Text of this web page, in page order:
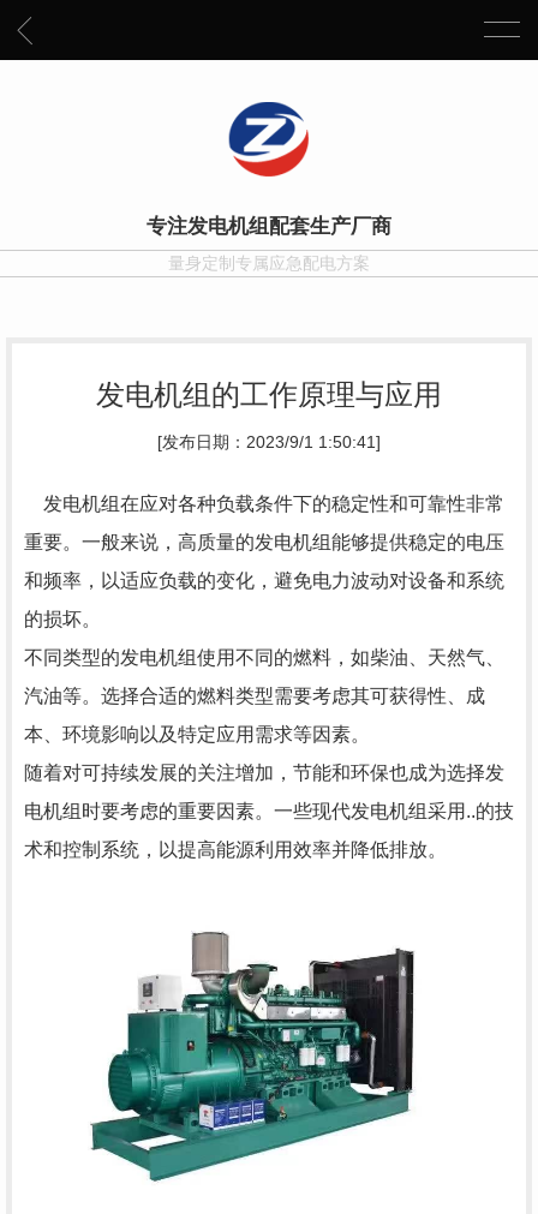
专注发电机组配套生产厂商
量身定制专属应急配电方案
发电机组的工作原理与应用
[发布日期：2023/9/1 1:50:41]
发电机组在应对各种负载条件下的稳定性和可靠性非常
重要。一般来说，高质量的发电机组能够提供稳定的电压
和频率，以适应负载的变化，避免电力波动对设备和系统
的损坏。
不同类型的发电机组使用不同的燃料，如柴油、天然气、
汽油等。选择合适的燃料类型需要考虑其可获得性、成
本、环境影响以及特定应用需求等因素。
随着对可持续发展的关注增加，节能和环保也成为选择发
电机组时要考虑的重要因素。一些现代发电机组采用..的技
术和控制系统，以提高能源利用效率并降低排放。